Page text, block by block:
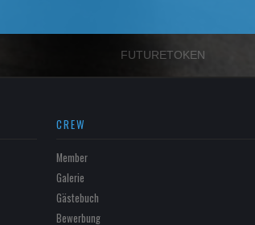
FUTURETOKEN
CREW
Member
Galerie
Gästebuch
Bewerbung